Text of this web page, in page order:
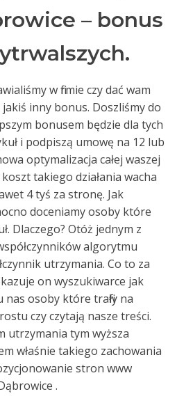
– bonus
w firmie czy dać wam
inny bonus. Doszliśmy do
bonusem będzie dla tych
i podpiszą umowę na 12 lub
optymalizacja całej waszej
takiego działania wacha
4 tyś za stronę. Jak
doceniamy osoby które
Dlaczego? Otóż jednym z
algorytmu
utrzymania. Co to za
on wyszukiwarce jak
osoby które trafiły na
czy czytają nasze treści.
utrzymania tym wyższa
właśnie takiego zachowania
stron www
.